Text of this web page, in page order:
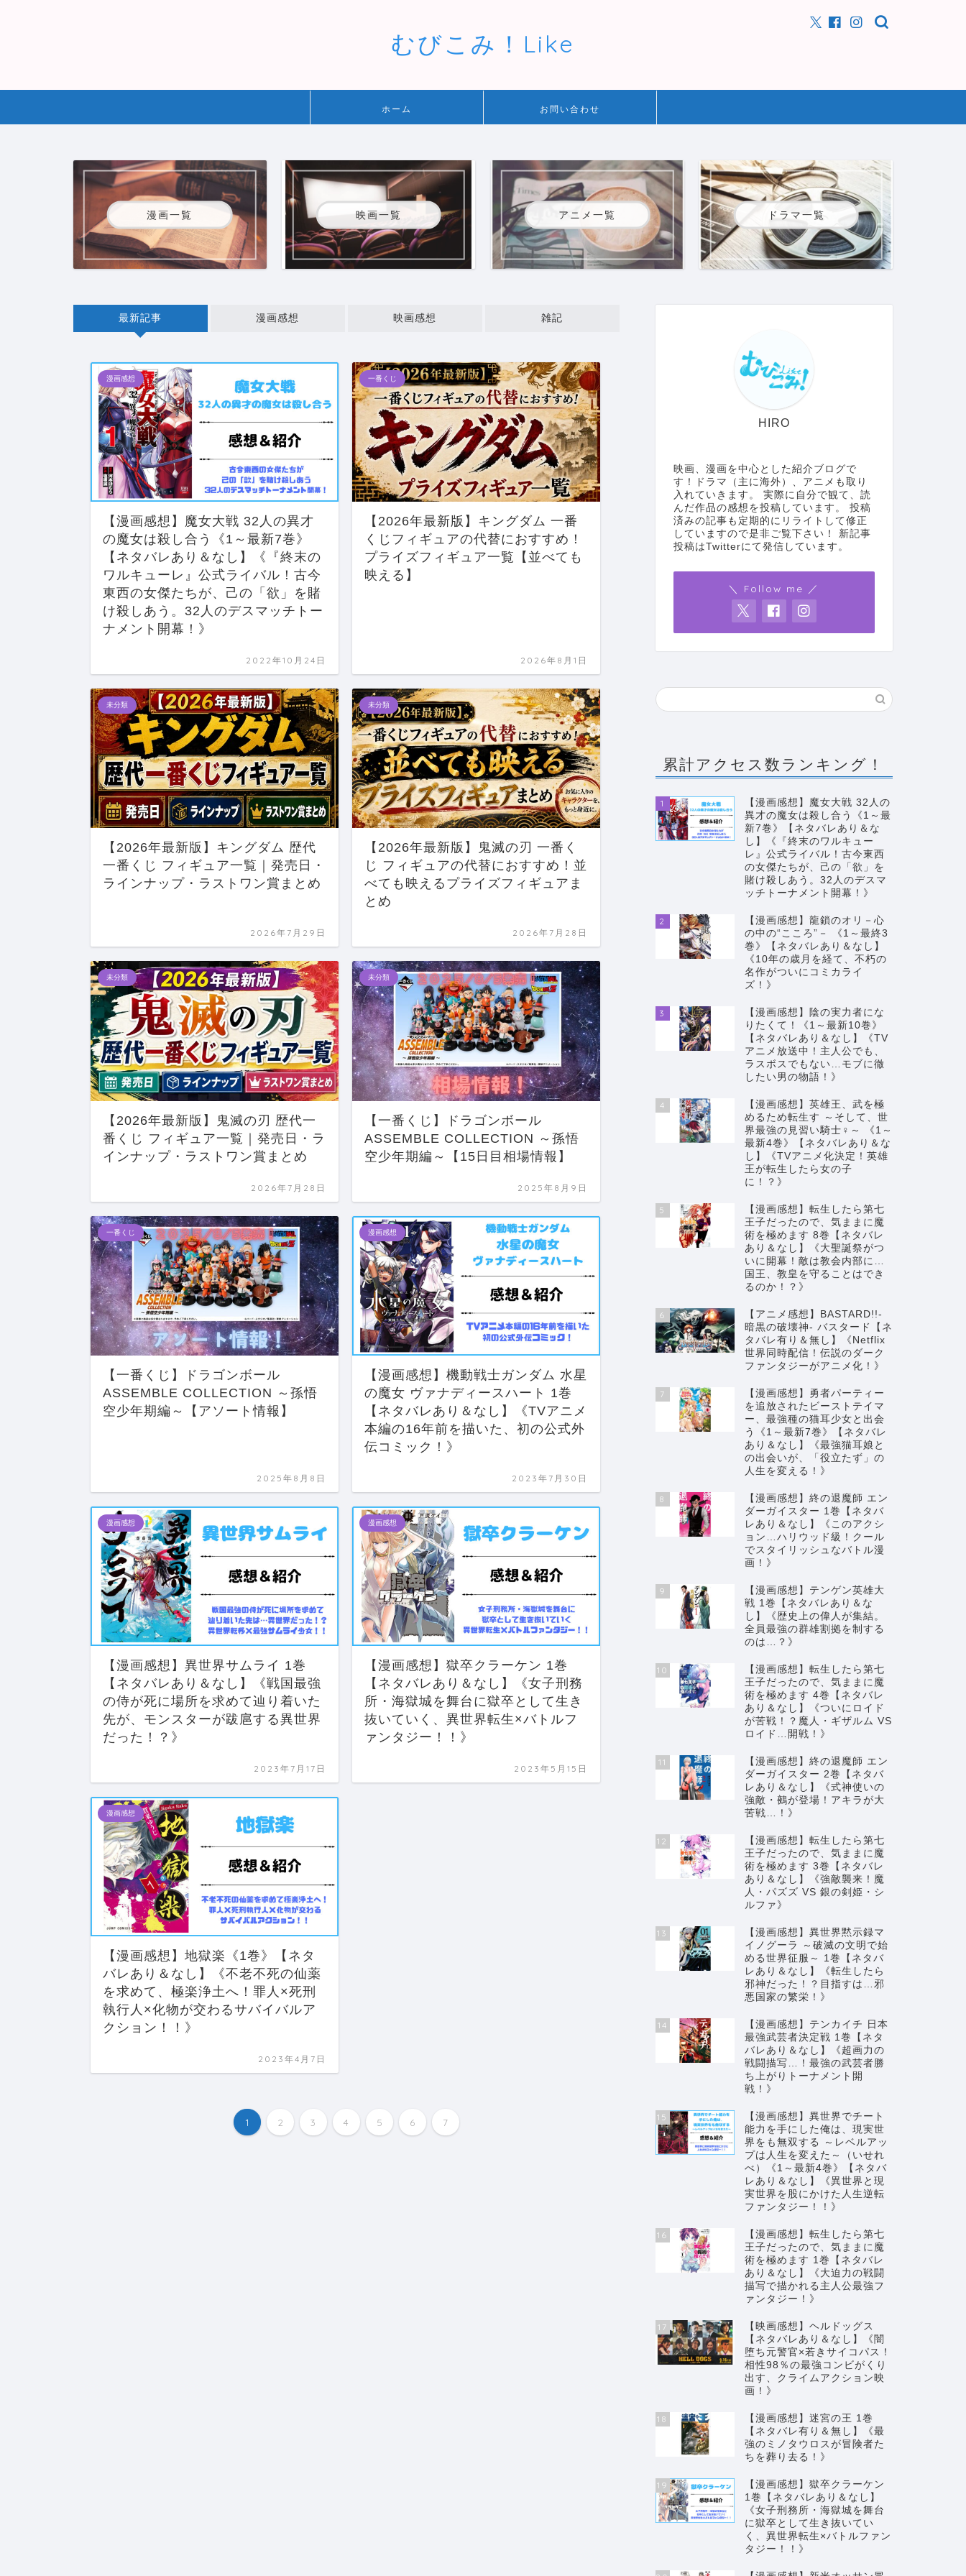
むびこみ！Like
ホーム お問い合わせ
漫画一覧 映画一覧 アニメ一覧 ドラマ一覧
最新記事 漫画感想 映画感想 雑記
漫画感想
【漫画感想】魔女大戦 32人の異才
の魔女は殺し合う《1～最新7巻》
【ネタバレあり＆なし】《『終末の
ワルキューレ』公式ライバル！古今
東西の女傑たちが、己の「欲」を賭
け殺しあう。32人のデスマッチトー
ナメント開幕！》
2022年10月24日
一番くじ
【2026年最新版】キングダム 一番
くじフィギュアの代替におすすめ！
プライズフィギュア一覧【並べても
映える】
2026年8月1日
未分類
【2026年最新版】キングダム 歴代
一番くじ フィギュア一覧｜発売日・
ラインナップ・ラストワン賞まとめ
2026年7月29日
未分類
【2026年最新版】鬼滅の刃 一番く
じ フィギュアの代替におすすめ！並
べても映えるプライズフィギュアま
とめ
2026年7月28日
未分類
【2026年最新版】鬼滅の刃 歴代一
番くじ フィギュア一覧｜発売日・ラ
インナップ・ラストワン賞まとめ
2026年7月28日
未分類
【一番くじ】ドラゴンボール
ASSEMBLE COLLECTION ～孫悟
空少年期編～【15日目相場情報】
2025年8月9日
一番くじ
【一番くじ】ドラゴンボール
ASSEMBLE COLLECTION ～孫悟
空少年期編～【アソート情報】
2025年8月8日
漫画感想
【漫画感想】機動戦士ガンダム 水星
の魔女 ヴァナディースハート 1巻
【ネタバレあり＆なし】《TVアニメ
本編の16年前を描いた、初の公式外
伝コミック！》
2023年7月30日
漫画感想
【漫画感想】異世界サムライ 1巻
【ネタバレあり＆なし】《戦国最強
の侍が死に場所を求めて辿り着いた
先が、モンスターが跋扈する異世界
だった！？》
2023年7月17日
漫画感想
【漫画感想】獄卒クラーケン 1巻
【ネタバレあり＆なし】《女子刑務
所・海獄城を舞台に獄卒として生き
抜いていく、異世界転生×バトルフ
ァンタジー！！》
2023年5月15日
漫画感想
【漫画感想】地獄楽《1巻》【ネタ
バレあり＆なし】《不老不死の仙薬
を求めて、極楽浄土へ！罪人×死刑
執行人×化物が交わるサバイバルア
クション！！》
2023年4月7日
1 2 3 4 5 6 7
【漫画感想】機動戦士ガンダム 水星
の魔女 ヴァナディースハート 1巻
本編の16年前を描いた、初の公式外
伝コミック！》
2023年7月30日
【漫画感想】獄卒クラーケン 1巻
【ネタバレあり＆なし】《女子刑務
所・海獄城を舞台に獄卒として生き
抜いていく、異世界転生×バトルフ
ァンタジー！！》
2023年5月15日
漫画感想
【漫画感想】異世界でチート能力を
手にした俺は、現実世界をも無双す
る ～レベルアップは人生を変えた～
（いせれべ）《1～最新4巻》【ネタ
バレあり＆なし】《異世界と現実世
ー！！》
2023年3月28日
【漫画感想】血戦のクオンタム《1
巻》【ネタバレあり＆なし】《女性
に転生した科学者たちの物理化学死
2023年3月10日
【漫画感想】元勇者は静かに暮らし
たい《1～最新2巻》【ネタバレあり
＆なし】《仲間に裏切られた元・最
強勇者が、村を開拓しスローライ
フ！！》
2023年3月6日
next
HIRO
映画、漫画を中心とした紹介ブログで
す！ドラマ（主に海外）、アニメも取り
入れていきます。 実際に自分で観て、読
んだ作品の感想を投稿しています。 投稿
済みの記事も定期的にリライトして修正
していますので是非ご覧下さい！ 新記事
投稿はTwitterにて発信しています。
＼ Follow me ／
累計アクセス数ランキング！
1
【漫画感想】魔女大戦 32人の
異才の魔女は殺し合う《1～最
新7巻》【ネタバレあり＆な
し】《『終末のワルキュー
レ』公式ライバル！古今東西
の女傑たちが、己の「欲」を
賭け殺しあう。32人のデスマ
ッチトーナメント開幕！》
2
【漫画感想】龍鎖のオリ－心
の中の“こころ”－ 《1～最終3
巻》【ネタバレあり＆なし】
《10年の歳月を経て、不朽の
名作がついにコミカライ
ズ！》
3
【漫画感想】陰の実力者にな
りたくて！《1～最新10巻》
【ネタバレあり＆なし】《TV
アニメ放送中！主人公でも、
ラスボスでもない…モブに徹
したい男の物語！》
4
【漫画感想】英雄王、武を極
めるため転生す ～そして、世
界最強の見習い騎士♀～ 《1～
最新4巻》【ネタバレあり＆な
し】《TVアニメ化決定！英雄
王が転生したら女の子
に！？》
5
【漫画感想】転生したら第七
王子だったので、気ままに魔
術を極めます 8巻【ネタバレ
あり＆なし】《大聖誕祭がつ
いに開幕！敵は教会内部に…
国王、教皇を守ることはでき
るのか！？》
6
【アニメ感想】BASTARD!!-
暗黒の破壊神- バスタード【ネ
タバレ有り＆無し】《Netflix
世界同時配信！伝説のダーク
ファンタジーがアニメ化！》
7
【漫画感想】勇者パーティー
を追放されたビーストテイマ
ー、最強種の猫耳少女と出会
う《1～最新7巻》【ネタバレ
あり＆なし】《最強猫耳娘と
の出会いが、「役立たず」の
人生を変える！》
8
【漫画感想】終の退魔師 エン
ダーガイスター 1巻【ネタバ
レあり＆なし】《このアクシ
ョン…ハリウッド級！クール
でスタイリッシュなバトル漫
画！》
9
【漫画感想】テンゲン英雄大
戦 1巻【ネタバレあり＆な
し】《歴史上の偉人が集結。
全員最強の群雄割拠を制する
のは…？》
10
【漫画感想】転生したら第七
王子だったので、気ままに魔
術を極めます 4巻【ネタバレ
あり＆なし】《ついにロイド
が苦戦！？魔人・ギザルム VS
ロイド…開戦！》
11
【漫画感想】終の退魔師 エン
ダーガイスター 2巻【ネタバ
レあり＆なし】《式神使いの
強敵・鵺が登場！アキラが大
苦戦…！》
12
【漫画感想】転生したら第七
王子だったので、気ままに魔
術を極めます 3巻【ネタバレ
あり＆なし】《強敵襲来！魔
人・パズズ VS 銀の剣姫・シ
ルファ》
13
【漫画感想】異世界黙示録マ
イノグーラ ～破滅の文明で始
める世界征服～ 1巻【ネタバ
レあり＆なし】《転生したら
邪神だった！？目指すは…邪
悪国家の繁栄！》
14
【漫画感想】テンカイチ 日本
最強武芸者決定戦 1巻【ネタ
バレあり＆なし】《超画力の
戦闘描写…！最強の武芸者勝
ち上がりトーナメント開
戦！》
15
【漫画感想】異世界でチート
能力を手にした俺は、現実世
界をも無双する ～レベルアッ
プは人生を変えた～（いせれ
べ）《1～最新4巻》【ネタバ
レあり＆なし】《異世界と現
実世界を股にかけた人生逆転
ファンタジー！！》
16
【漫画感想】転生したら第七
王子だったので、気ままに魔
術を極めます 1巻【ネタバレ
あり＆なし】《大迫力の戦闘
描写で描かれる主人公最強フ
ァンタジー！》
17
【映画感想】ヘルドッグス
【ネタバレあり＆なし】《闇
堕ち元警官×若きサイコパス！
相性98％の最強コンビがくり
出す、クライムアクション映
画！》
18
【漫画感想】迷宮の王 1巻
【ネタバレ有り＆無し】《最
強のミノタウロスが冒険者た
ちを葬り去る！》
19
【漫画感想】獄卒クラーケン
1巻【ネタバレあり＆なし】
《女子刑務所・海獄城を舞台
に獄卒として生き抜いてい
く、異世界転生×バトルファン
タジー！！》